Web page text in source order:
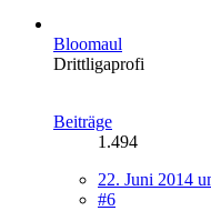
Bloomaul
Drittligaprofi
Beiträge
1.494
22. Juni 2014
#6